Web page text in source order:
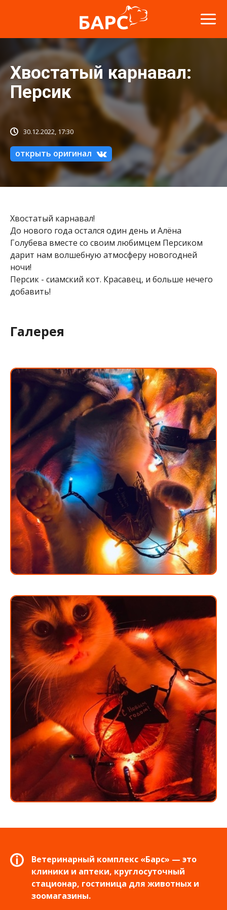
Хвостатый карнавал:
Персик
30.12.2022, 17:30
открыть оригинал
Хвостатый карнавал!
До нового года остался один день и Алёна
Голубева вместе со своим любимцем Персиком
дарит нам волшебную атмосферу новогодней
ночи!
Персик - сиамский кот. Красавец, и больше нечего
добавить!
Галерея
Ветеринарный комплекс «Барс» — это
клиники и аптеки, круглосуточный
стационар, гостиница для животных и
зоомагазины.